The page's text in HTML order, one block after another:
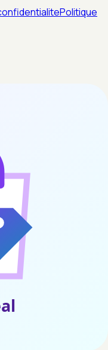
Politique